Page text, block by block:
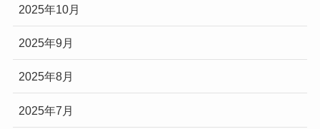
2025年10月
2025年9月
2025年8月
2025年7月